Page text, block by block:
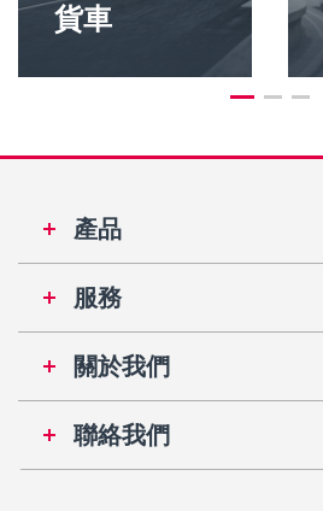
貨車
產品
服務
關於我們
聯絡我們